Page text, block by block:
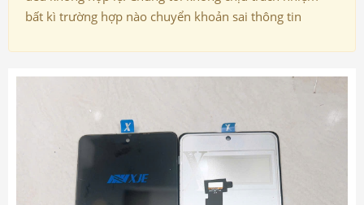
bất kì trường hợp nào chuyển khoản sai thông tin